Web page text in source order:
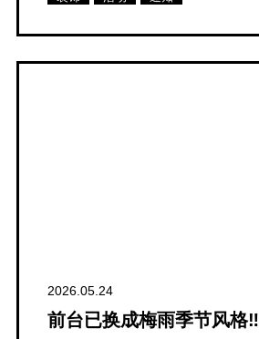
2026.05.24
前台已换成梅雨季节风格‼